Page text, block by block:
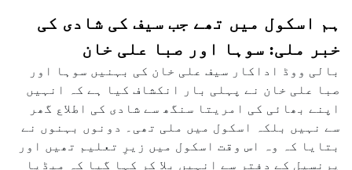
ہم اسکول میں تھے جب سیف کی شادی کی
خبر ملی: سوہا اور صبا علی خان
بالی ووڈ اداکار سیف علی خان کی بہنیں سوہا اور
صبا علی خان نے پہلی بار انکشاف کیا ہے کہ انہیں
اپنے بھائی کی امریتا سنگھ سے شادی کی اطلاع گھر
سے نہیں بلکہ اسکول میں ملی تھی۔ دونوں بہنوں نے
بتایا کہ وہ اس وقت اسکول میں زیرِ تعلیم تھیں اور
پرنسپل کے دفتر سے انہیں بلا کر کہا گیا کہ میڈیا